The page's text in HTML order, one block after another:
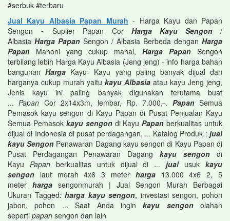
#serbuk #terbaru
Jual Kayu Albasia Papan Murah - Harga Kayu dan Papan
Sengon ~ Suplier Papan Cor Harga Kayu Sengon/
Albasia Harga Papan Sengon / Albasia Berbeda dengan Harga
Papan Mahoni yang cukup mahal, Harga Papan Sengon
terbilang lebih Harga Kayu Albasia (Jeng jeng) - info harga bahan
bangunanHarga Kayu- Kayu yang paling banyak dijual dan
harganya cukup murah yaitu kayu Albasia atau kayu Jeng jeng,
Jenis kayu ini paling banyak digunakan terutama buat
...Papan Cor 2x14x3m, lembar, Rp. 7.000,-. Papan Semua
Pemasok kayu sengon di Kayu Papan di Pusat Penjualan Kayu
Semua Pemasok kayu sengondi KayuPapan berkualitas untuk
dijual di Indonesia di pusat perdagangan, ... Katalog Produk : jual
kayu Sengon Penawaran Dagang kayu sengon di Kayu Papan di
Pusat Perdagangan Penawaran Dagang kayu sengon di
Kayu Papanberkualitas untuk dijual di ...jualusukkayu
sengon laut merah 4x6 3 meter harga13.000 4x6 2, 5
meter harga sengonmurah | Jual Sengon Murah Berbagai
Ukuran Tagged:harga kayu sengon, investasi sengon, pohon
jabon, pohon ... Saat Anda inginkayu sengonolahan
seperti papan sengon dan lain